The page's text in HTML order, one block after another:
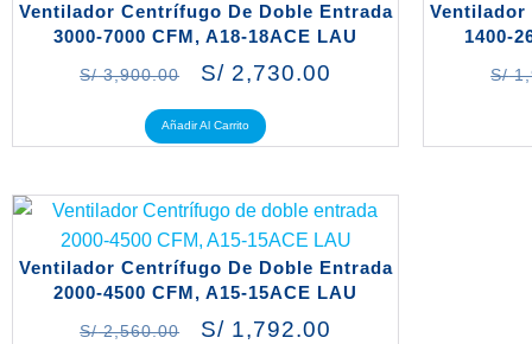
Ventilador Centrífugo De Doble Entrada
3000-7000 CFM, A18-18ACE LAU
S/3,900.00 S/2,730.00
Añadir Al Carrito
Ventilador
1400-
S/
Ventilador Centrífugo De Doble Entrada
2000-4500 CFM, A15-15ACE LAU
S/2,560.00 S/1,792.00